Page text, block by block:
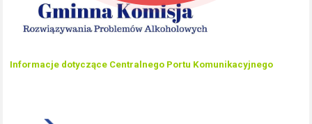
Informacje dotyczące Centralnego Portu Komunikacyjnego